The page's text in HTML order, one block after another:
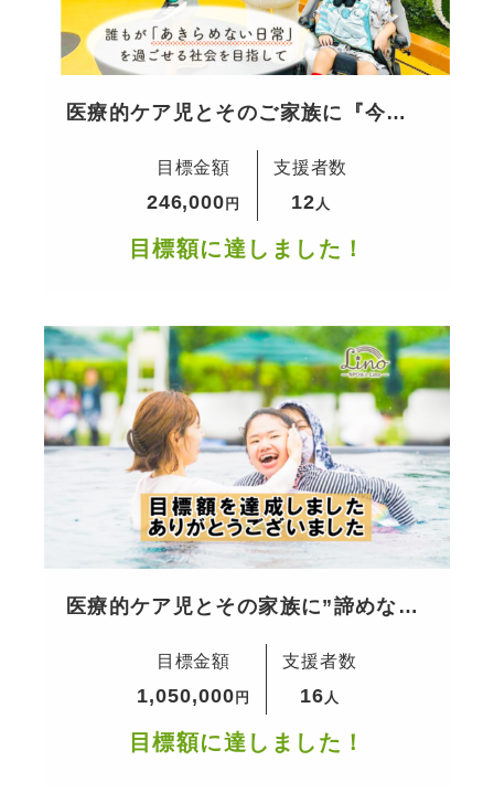
医療的ケア児とそのご家族に『今し
目標金額
246,000 円
支援者数
12 人
目標額に達しました！
医療的ケア児とその家族に”諦めな
目標金額
1,050,000 円
支援者数
16人
目標額に達しました！